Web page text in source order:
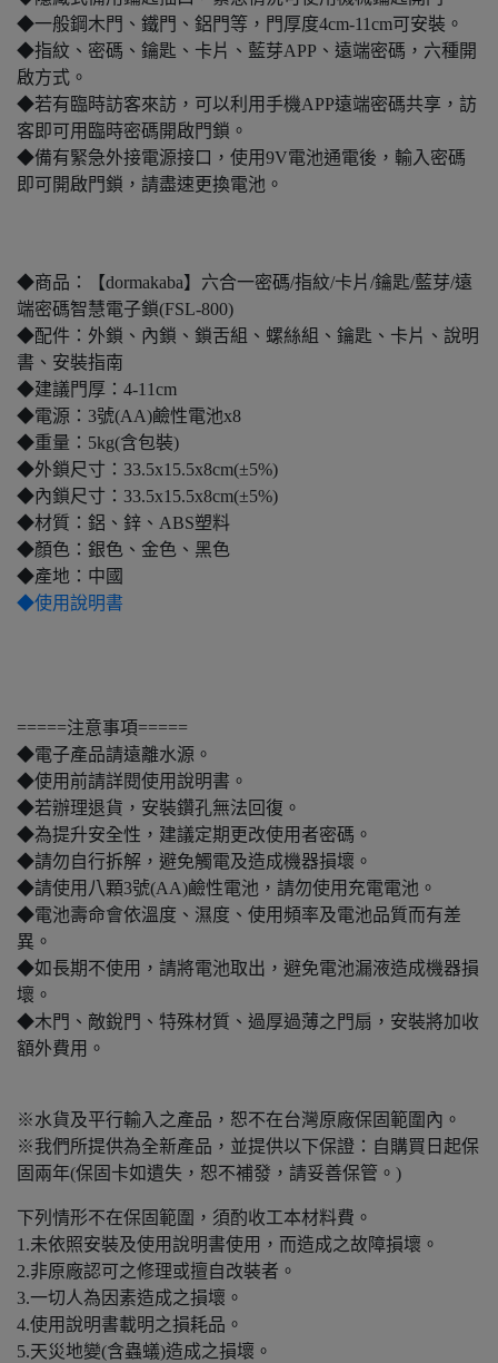
◆一般鋼木門、鐵門、鋁門等，門厚度4cm-11cm可安裝。
◆指紋、密碼、鑰匙、卡片、藍芽APP、遠端密碼，六種開
啟方式。
◆若有臨時訪客來訪，可以利用手機APP遠端密碼共享，訪
客即可用臨時密碼開啟門鎖。
◆備有緊急外接電源接口，使用9V電池通電後，輸入密碼
即可開啟門鎖，請盡速更換電池。
◆商品：【dormakaba】六合一密碼/指紋/卡片/鑰匙/藍芽/遠
端密碼智慧電子鎖(FSL-800)
◆配件：外鎖、內鎖、鎖舌組、螺絲組、鑰匙、卡片、說明
書、安裝指南
◆建議門厚：4-11cm
◆電源：3號(AA)鹼性電池x8
◆重量：5kg(含包裝)
◆外鎖尺寸：33.5x15.5x8cm(±5%)
◆內鎖尺寸：33.5x15.5x8cm(±5%)
◆材質：鋁、鋅、ABS塑料
◆顏色：銀色、金色、黑色
◆產地：中國
◆使用說明書
=====注意事項=====
◆電子產品請遠離水源。
◆使用前請詳閱使用說明書。
◆若辦理退貨，安裝鑽孔無法回復。
◆為提升安全性，建議定期更改使用者密碼。
◆請勿自行拆解，避免觸電及造成機器損壞。
◆請使用八顆3號(AA)鹼性電池，請勿使用充電電池。
◆電池壽命會依溫度、濕度、使用頻率及電池品質而有差
異。
◆如長期不使用，請將電池取出，避免電池漏液造成機器損
壞。
◆木門、敵銳門、特殊材質、過厚過薄之門扇，安裝將加收
額外費用。
※水貨及平行輸入之產品，恕不在台灣原廠保固範圍內。
※我們所提供為全新產品，並提供以下保證：自購買日起保
固兩年(保固卡如遺失，恕不補發，請妥善保管。)
下列情形不在保固範圍，須酌收工本材料費。
1.未依照安裝及使用說明書使用，而造成之故障損壞。
2.非原廠認可之修理或擅自改裝者。
3.一切人為因素造成之損壞。
4.使用說明書載明之損耗品。
5.天災地變(含蟲蟻)造成之損壞。